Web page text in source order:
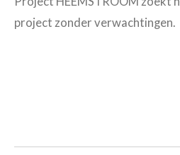
project zonder verwachtingen.